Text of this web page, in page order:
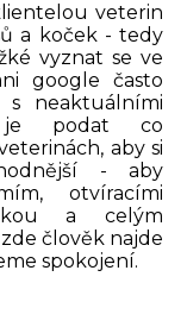
veterin
a koček - tedy
vyznat se ve
google často
neaktuálními
je podat co
aby si
- aby
otvíracími
a celým
člověk najde
spokojení.